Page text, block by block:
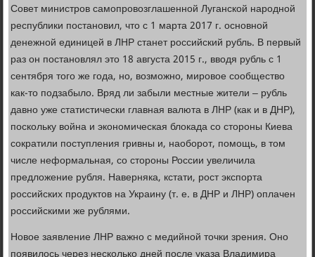
Совет министров самопровозглашенной Луганской народной
республики постановил, что с 1 марта 2017 г. основной
денежной единицей в ЛНР станет российский рубль. В первый
раз он постановлял это 18 августа 2015 г., вводя рубль с 1
сентября того же года, но, возможно, мировое сообщество
как-то подзабыло. Вряд ли забыли местные жители – рубль
давно уже статистически главная валюта в ЛНР (как и в ДНР),
поскольку война и экономическая блокада со стороны Киева
сократили поступления гривны и, наоборот, помощь, в том
числе неформальная, со стороны России увеличила
предложение рубля. Наверняка, кстати, рост экспорта
российских продуктов на Украину (т. е. в ДНР и ЛНР) оплачен
российскими же рублями.
Новое заявление ЛНР важно с медийной точки зрения. Оно